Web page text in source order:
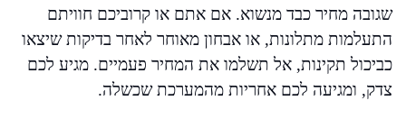
שגובה מחיר כבד מנשוא. אם אתם או קרוביכם חוויתם
התעלמות מתלונות, או אבחון מאוחר לאחר בדיקות שיצאו
כביכול תקינות, אל תשלמו את המחיר פעמיים. מגיע לכם
צדק, ומגיעה לכם אחריות מהמערכת שכשלה.